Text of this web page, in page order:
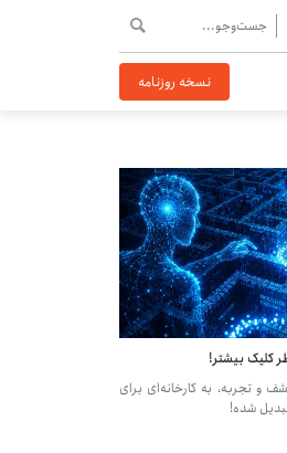
نسخه روزنامه
کلیک بیشتر!
و تجربه، به کارخانه‌ای برای
شده!